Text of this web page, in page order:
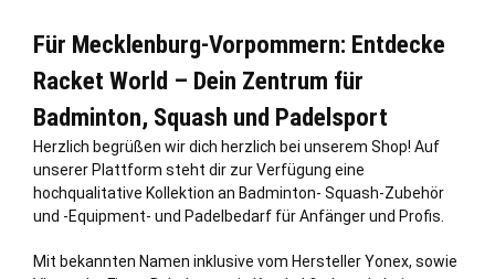
Für Mecklenburg-Vorpommern: Entdecke
Racket World – Dein Zentrum für
Badminton, Squash und Padelsport
Herzlich begrüßen wir dich herzlich bei unserem Shop! Auf
unserer Plattform steht dir zur Verfügung eine
hochqualitative Kollektion an Badminton- Squash-Zubehör
und -Equipment- und Padelbedarf für Anfänger und Profis.
Mit bekannten Namen inklusive vom Hersteller Yonex, sowie